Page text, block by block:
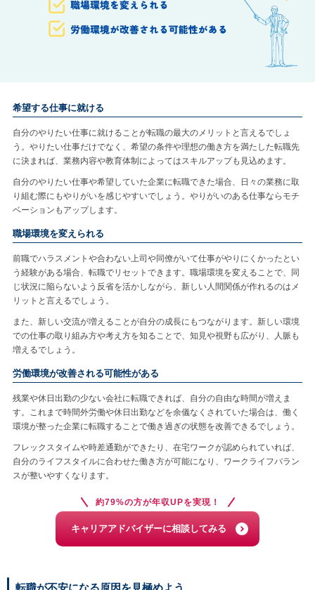
希望する仕事に就ける
自分のやりたい仕事に就けることが転職の最大のメリットと言えるでしょ
う。やりたい仕事だけでなく、希望の条件や理想の働き方を満たした転職先
に決まれば、業務内容や教育体制によってはスキルアップも見込めます。
自分のやりたい仕事や希望していた企業に転職できた場合、日々の業務に取
り組む際にもやりがいを感じやすいでしょう。やりがいのある仕事ならモチ
ベーションもアップします。
職場環境を変えられる
前職でハラスメントや合わない上司や同僚がいて仕事がやりにくかったとい
う経験がある場合、転職でリセットできます。職場環境を変えることで、同
じ状況に陥らないよう反省を活かしながら、新しい人間関係が作れるのはメ
リットと言えるでしょう。
また、新しい交流が増えることが自分の成長にもつながります。新しい環境
での仕事の取り組み方や考え方を知ることで、知見や視野も広がり、人脈も
増えるでしょう。
労働環境が改善される可能性がある
残業や休日出勤の少ない会社に転職できれば、自分の自由な時間が増えま
す。これまで時間外労働や休日出勤などを余儀なくされていた場合は、働く
環境が整った企業に転職することで働き過ぎの状態を改善できるでしょう。
フレックスタイムや時差通勤ができたり、在宅ワークが認められていれば、
自分のライフスタイルに合わせた働き方が可能になり、ワークライフバラン
スが整いやすくなります。
約79%の方が年収UPを実現！
キャリアアドバイザーに相談してみる